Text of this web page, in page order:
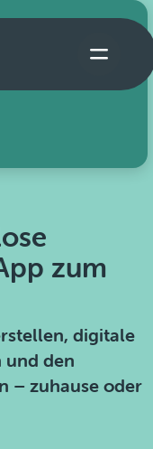
you get the
zum
digitale
und den
– zuhause oder